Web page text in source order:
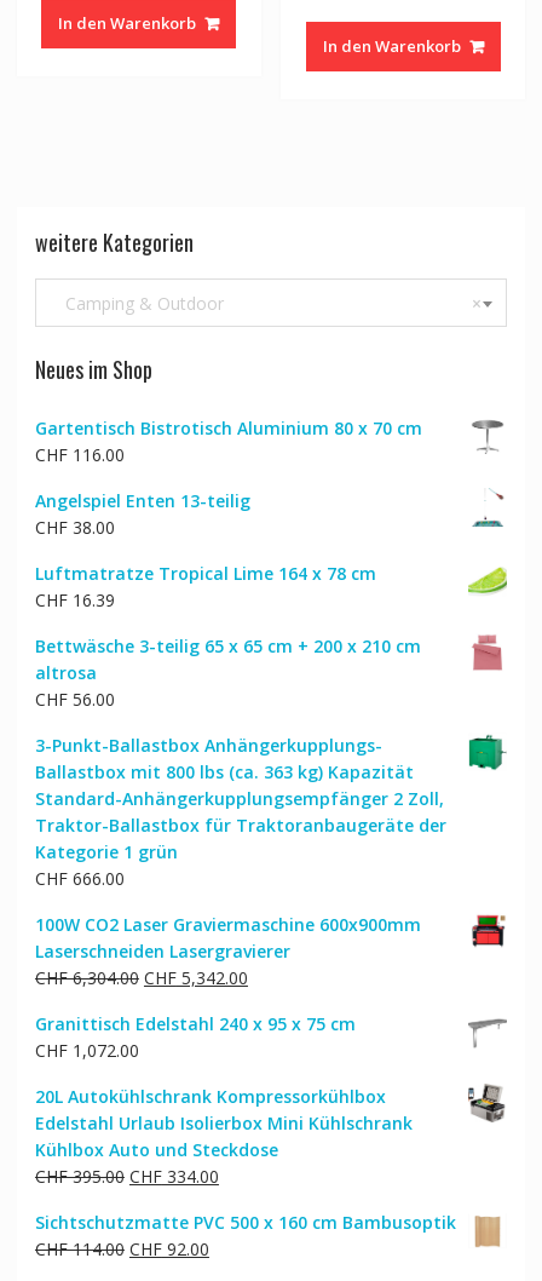
war:
CHF 69.00
In den Warenkorb
war:
CHF 36.00
In den Warenkorb
weitere Kategorien
×
Camping & Outdoor
Neues im Shop
Gartentisch Bistrotisch Aluminium 80 x 70 cm
CHF116.00
Angelspiel Enten 13-teilig
CHF38.00
Luftmatratze Tropical Lime 164 x 78 cm
CHF16.39
Bettwäsche 3-teilig 65 x 65 cm + 200 x 210 cm
altrosa
CHF56.00
3-Punkt-Ballastbox Anhängerkupplungs-
Ballastbox mit 800 lbs (ca. 363 kg) Kapazität
Standard-Anhängerkupplungsempfänger 2 Zoll,
Traktor-Ballastbox für Traktoranbaugeräte der
Kategorie 1 grün
CHF666.00
100W CO2 Laser Graviermaschine 600x900mm
Laserschneiden Lasergravierer
CHF6,304.00 Ursprünglicher
war:
CHF5,342.00Aktueller
ist:
Granittisch Edelstahl 240 x 95 x 75 cm
CHF1,072.00
20L Autokühlschrank Kompressorkühlbox
Edelstahl Urlaub Isolierbox Mini Kühlschrank
Kühlbox Auto und Steckdose
CHF395.00 Ursprünglicher
war:
CHF 395.00
CHF334.00Aktueller
ist:
Sichtschutzmatte PVC 500 x 160 cm Bambusoptik
CHF114.00 Ursprünglicher
CHF92.00Aktueller